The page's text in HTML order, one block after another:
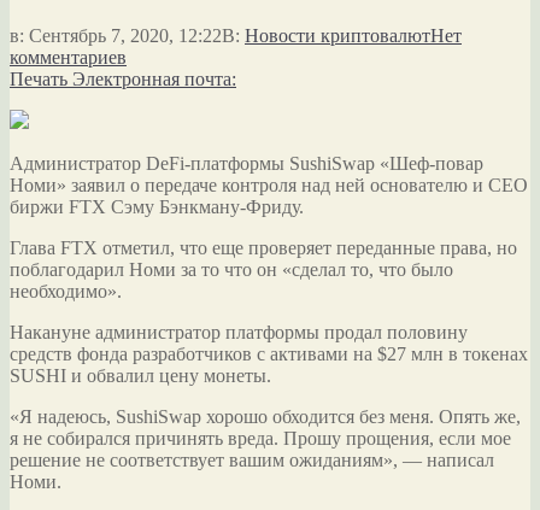
в: Сентябрь 7, 2020, 12:22В: Новости криптовалютНет
комментариев
Печать Электронная почта:
Администратор DeFi-платформы SushiSwap «Шеф-повар
Номи» заявил о передаче контроля над ней основателю и CEO
биржи FTX Сэму Бэнкману-Фриду.
Глава FTX отметил, что еще проверяет переданные права, но
поблагодарил Номи за то что он «сделал то, что было
необходимо».
Накануне администратор платформы продал половину
средств фонда разработчиков с активами на $27 млн в токенах
SUSHI и обвалил цену монеты.
«Я надеюсь, SushiSwap хорошо обходится без меня. Опять же,
я не собирался причинять вреда. Прошу прощения, если мое
решение не соответствует вашим ожиданиям», — написал
Номи.